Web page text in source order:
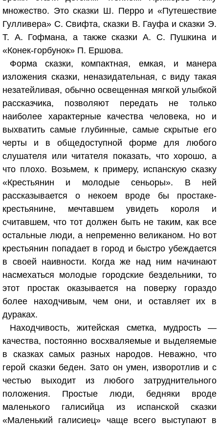
множество. Это сказки Ш. Перро и «Путешествие
Гулливера» С. Свифта, сказки В. Гауфа и сказки Э.
Т. А. Гофмана, а также сказки А. С. Пушкина и
«Конек-горбунок» П. Ершова.
Форма сказки, компактная, емкая, и манера
изложения сказки, неназидательная, с виду такая
незатейливая, обычно освещенная мягкой улыбкой
рассказчика, позволяют передать не только
наиболее характерные качества человека, но и
выхватить самые глубинные, самые скрытые его
черты и в общедоступной форме для любого
слушателя или читателя показать, что хорошо, а
что плохо. Возьмем, к примеру, испанскую сказку
«Крестьянин и молодые сеньоры». В ней
рассказывается о некоем вроде бы простаке-
крестьянине, мечтавшем увидеть короля и
считавшем, что тот должен быть не таким, как все
остальные люди, а непременно великаном. Но вот
крестьянин попадает в город и быстро убеждается
в своей наивности. Когда же над ним начинают
насмехаться молодые городские бездельники, то
этот простак оказывается на поверку гораздо
более находчивым, чем они, и оставляет их в
дураках.
Находчивость, житейская сметка, мудрость —
качества, постоянно восхваляемые и выделяемые
в сказках самых разных народов. Неважно, что
герой сказки беден. Зато он умен, изворотлив и с
честью выходит из любого затруднительного
положения. Простые люди, бедняки вроде
маленького галисийца из испанской сказки
«Маленький галисиец» чаще всего выступают в